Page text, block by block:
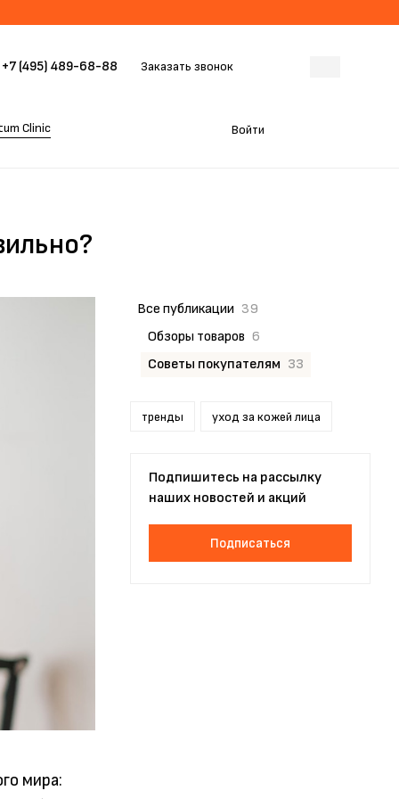
+7 (495) 489-68-88 Заказать звонок
Clinic Войти
мира:
Все публикации 39
Обзоры товаров 6
Советы покупателям 33
тренды уход за кожей лица
Подпишитесь на рассылку
наших новостей и акций
Подписаться